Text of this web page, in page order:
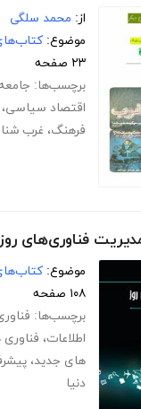
از: محمد سلگی
موضوع:
۲۳ صفحه
برچسب‌ها:
اقتصاد سیاسی،
فرهنگ، غرب
فناوری‌های
موضوع:
۱۰۸ صفحه
برچسب‌ها:
اطلاعات،
های جدید،
دنیا